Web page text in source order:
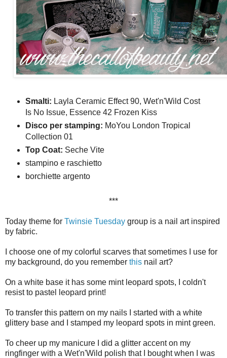
Smalti: Layla Ceramic Effect 90, Wet'n'Wild Cost
Is No Issue, Essence 42 Frozen Kiss
Disco per stamping: MoYou London Tropical
Collection 01
Top Coat: Seche Vite
stampino e raschietto
borchiette argento
***
Today theme for Twinsie Tuesday group is a nail art inspired
by fabric.
I choose one of my colorful scarves that sometimes I use for
my background, do you remember this nail art?
On a white base it has some mint leopard spots, I coldn't
resist to pastel leopard print!
To transfer this pattern on my nails I started with a white
glittery base and I stamped my leopard spots in mint green.
To cheer up my manicure I did a glitter accent on my
ringfinger with a Wet'n'Wild polish that I bought when I was